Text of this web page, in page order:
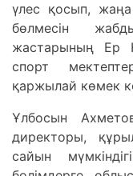
үлес қосып,
бөлмесін
жастарының Ер
спорт
қаржылай көмек
Ұлбосын
директоры,
сайын